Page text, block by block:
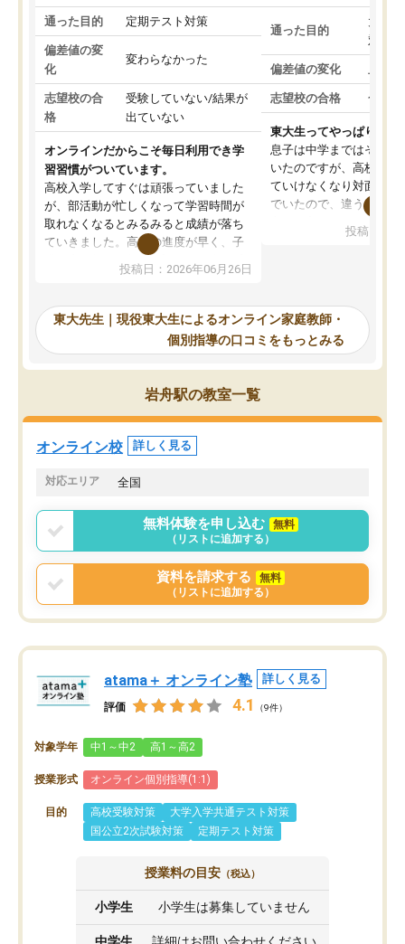
通った目的 定期テスト対策
偏差値の変
化
変わらなかった
志望校の合
格
受験していない/結果が
出ていない
オンラインだからこそ毎日利用でき学
習習慣がついています。
高校入学してすぐは頑張っていました
が、部活動が忙しくなって学習時間が
取れなくなるとみるみると成績が落ち
ていきました。高校の進度が早く、子
供も家に帰って勉強の話すると嫌な反
応を示します。東大先生にお願いして
れるので、親としても安心です。毎日
使える自習室とかもあり、わからない
ところがあれば先生が回答してくれる
のも重宝しています。
投稿日：2026年06月26日
通った目的
大学
対策
偏差値の変化
志望校の合格 合格
東大生ってやっぱりすご
息子は中学まではそこそ
いたのですが、高校に入
ていけなくなり対面の塾
でいたので、違うアプロ
で、当初は模試でD判定
自習室が毎日使えていつ
るのが心強かったよう
謝です。
投稿日：
東大先生｜現役東大生によるオンライン家庭教師・
個別指導の口コミをもっとみる
岩舟駅の教室一覧
オンライン校 詳しく見る
対応エリア 全国
無料体験を申し込む
無料
（リストに追加する）
資料を請求する
無料
（リストに追加する）
atama＋ オンライン塾 詳しく見る
評価 4.1 （9件）
対象学年 中1～中2 高1～高2
授業形式 オンライン個別指導(1:1)
目的 高校受験対策
大学入学共通テスト対策
国公立2次試験対策
定期テスト対策
授業料の目安 （税込）
小学生 小学生は募集していません